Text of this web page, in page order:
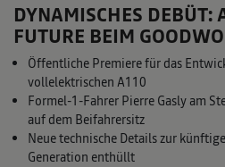
DYNAMISCHES DEBÜT:
FUTURE BEIM
Öffentliche Premiere für das
vollelektrischen A110
Formel-1-Fahrer Pierre Gasly am
auf dem Beifahrersitz
Neue technische Details zur
Generation enthüllt